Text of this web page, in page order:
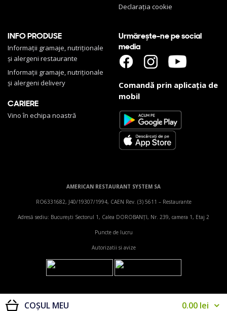
COȘUL MEU 0.00 lei
Declarația cookie
INFO PRODUSE
Informații gramaje, nutriționale
și alergeni restaurante
Informații gramaje, nutriționale
și alergeni delivery
CARIERE
Vino în echipa noastră
Urmărește-ne pe social
media
Comandă prin aplicația de
mobil
AMERICAN RESTAURANT SYSTEM SA
RO6331682, J40/19307/1994, CAEN Rev. (3) 5611 – Restaurante
Adresă sediu: Bucureşti Sectorul 1, Calea DOROBANŢI, Nr. 239, camera 1, Etaj 2
Puncte de lucru
Autorizatii si avize